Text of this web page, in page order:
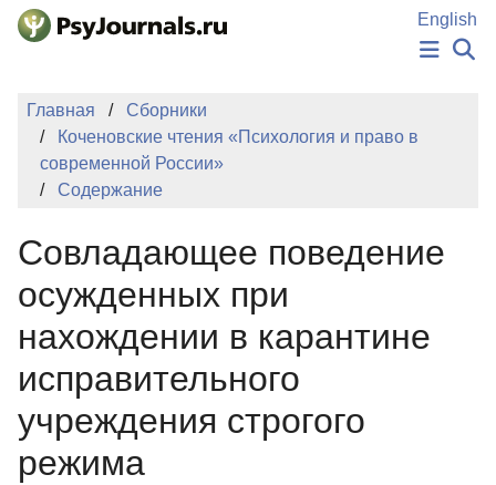
Перейти к основному содержанию
English
НОВОСТИ
ИЗДАНИЯ
Регистрация
Вход
Главная
Сборники
Коченовские чтения «Психология и право в
современной России»
Содержание
Cовладающее поведение
осужденных при
нахождении в карантине
исправительного
учреждения строгого
режима